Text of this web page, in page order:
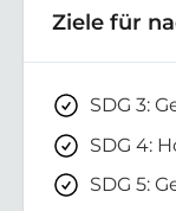
Ziele für
SDG 3:
SDG 4:
SDG 5: